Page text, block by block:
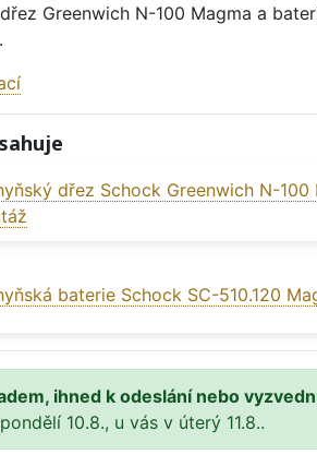
Greenwich N-100 Magma a
dřez Schock Greenwich N-100
baterie Schock SC-510.120
ihned k odeslání nebo
10.8., u vás v úterý 11.8..